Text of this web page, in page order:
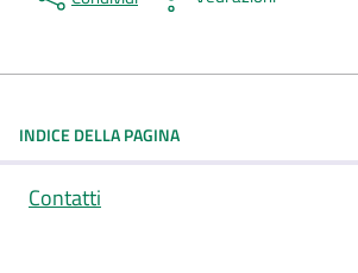
INDICE DELLA PAGINA
Contatti